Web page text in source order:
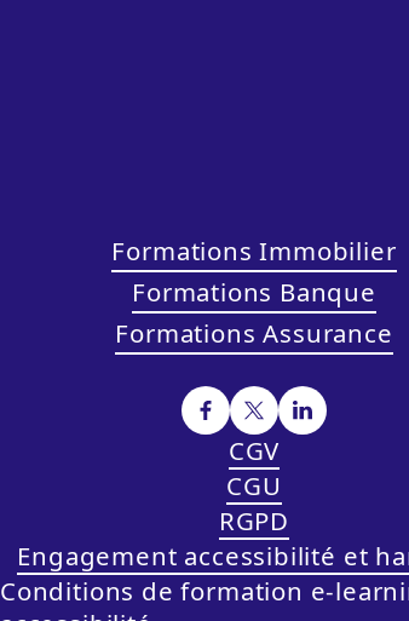
Formations Immobilier
Formations Banque
Formations Assurance
CGV
CGU
RGPD
Engagement accessibilité et
Conditions de formation e-